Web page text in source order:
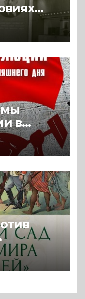
1989.
в
*